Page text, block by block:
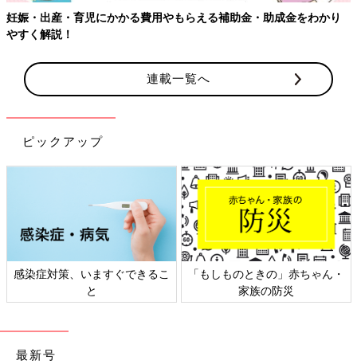
かり 【ワクチン接種できるものも】妊婦の感染症対策、知ってお
連載一覧へ
ピックアップ
ゃん・
日本外来小児科学会リーフレッ
六星占術 細木かおりさ
最新号